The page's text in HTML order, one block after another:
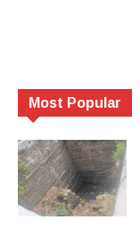
Most Popular